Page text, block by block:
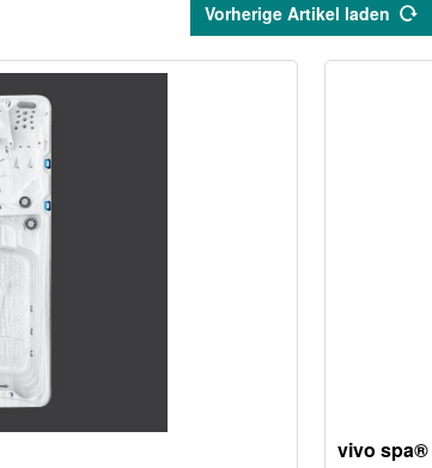
Vorherige Artikel laden
vivo spa®